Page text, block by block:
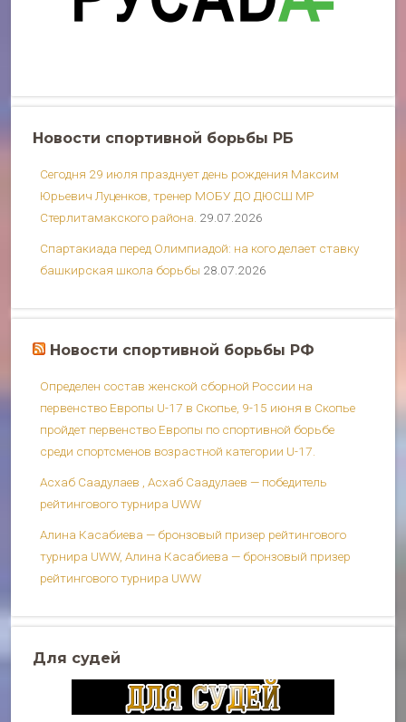
Новости спортивной борьбы РБ
Сегодня 29 июля празднует день рождения Максим
Юрьевич Луценков, тренер МОБУ ДО ДЮСШ МР
Стерлитамакского района. 29.07.2026
Спартакиада перед Олимпиадой: на кого делает ставку
башкирская школа борьбы 28.07.2026
Новости спортивной борьбы РФ
Определен состав женской сборной России на
первенство Европы U-17 в Скопье, 9-15 июня в Скопье
пройдет первенство Европы по спортивной борьбе
среди спортсменов возрастной категории U-17.
Асхаб Саадулаев , Асхаб Саадулаев — победитель
рейтингового турнира UWW
Алина Касабиева — бронзовый призер рейтингового
турнира UWW, Алина Касабиева — бронзовый призер
рейтингового турнира UWW
Для судей